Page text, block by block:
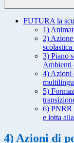
FUTURA la
1)
2)
3) Piano
Ambienti
4) Azioni
5)
6) PNRR
e lotta
4) Azioni di